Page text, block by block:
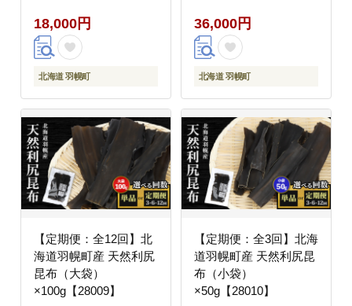
18,000円
北海道 羽幌町
36,000円
北海道 羽幌町
【定期便：全12回】北
海道羽幌町産 天然利尻
昆布（大袋）
×100g【28009】
【定期便：全3回】北海
道羽幌町産 天然利尻昆
布（小袋）
×50g【28010】